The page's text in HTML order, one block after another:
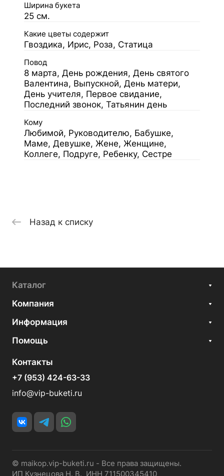
Ширина букета
25 см.
Какие цветы содержит
Гвоздика, Ирис, Роза, Статица
Повод
8 марта, День рождения, День святого
Валентина, Выпускной, День матери,
День учителя, Первое свидание,
Последний звонок, Татьянин день
Кому
Любимой, Руководителю, Бабушке,
Маме, Девушке, Жене, Женщине,
Коллеге, Подруге, Ребенку, Сестре
Назад к списку
Каталог
Компания
Информация
Помощь
Контакты
+7 (953) 424-63-33
info@vip-buketi.ru
© maikop.vip-buketi.ru - Все права защищены.
ИП Кузнецова Н. В. ИНН 711500345410